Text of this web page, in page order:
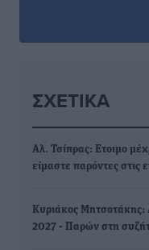
ΣΧΕΤΙΚΆ
Αλ. Τσίπρας: Ετοιμο
είμαστε παρόντες στις
Κυριάκος Μητσοτάκης:
2027 - Παρών στη